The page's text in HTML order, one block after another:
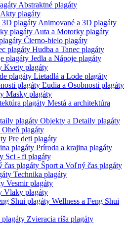
Abstraktné plagáty
Akty plagáty
Animované a 3D plagáty
Auta a Motorky plagáty
Čierno-bielo plagáty
Hudba a Tanec plagáty
Jedla a Nápoje plagáty
Kvety plagáty
Lietadlá a Lode plagáty
Ľudia a Osobnosti plagáty
Masky plagáty
Mestá a architektúra
Objekty a Detaily plagáty
Oheň plagáty
Pre deti plagáty
Príroda a krajina plagáty
Sci - fi plagáty
Šport a Voľný čas plagáty
Technika plagáty
Vesmir plagáty
Vlaky plagáty
Wellness a Feng Shui
Zvieracia ríša plagáty